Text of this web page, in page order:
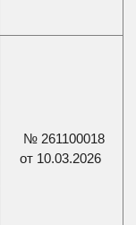
№ 261100018
от 10.03.2026